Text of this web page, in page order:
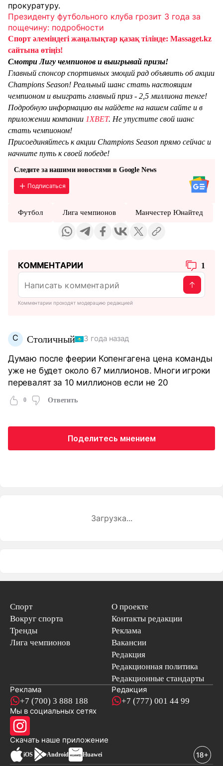
прокуратуру.
Президенту футбольного клуба грозит 3 года за
пощечину: подробности
Спорт әлеміндегі жаңалықтар қазақ тілінде: Massaget.kz
сайтына өтіңіз!
Смотри Лигу чемпионов и выигрывай призы!
Главный спонсор спортивных эмоций рад объявить об акции
Champions Season! Реальный шанс стать настоящим
чемпионом и выиграть главный приз - 2,5 миллиона тенге!
Подробную информацию вы найдете на нашем сайте и в
приложении компании 1XBET. Не упустите свой шанс
стать чемпионом!
Присоединяйтесь к акции Champions Season прямо сейчас и
начните путь к своей победе!
Следите за нашими новостями в Google News
Подписаться
Футбол Лига чемпионов Манчестер Юнайтед
КОММЕНТАРИИ 1
Комментарии проходят модерацию редакцией
С Столичный 3 года назад
Думаю после феерии Копенгагена цена команды
уже не будет около 67 миллионов. Многи игроки
перевалят за 10 миллионов если не 20
0 Ответить
Поделитесь мнением
Загрузка...
Спорт
Вокруг спорта
Тренды
Лига чемпионов
О проекте
Контакты редакции
Реклама
Вакансии
Редакция
Редакционная политика
Редакционные стандарты
Реклама
+7 (700) 3 888 188
Редакция
+7 (777) 001 44 99
Мы в социальных сетях
Скачать наше приложениеновостей
iOS Android Huawei